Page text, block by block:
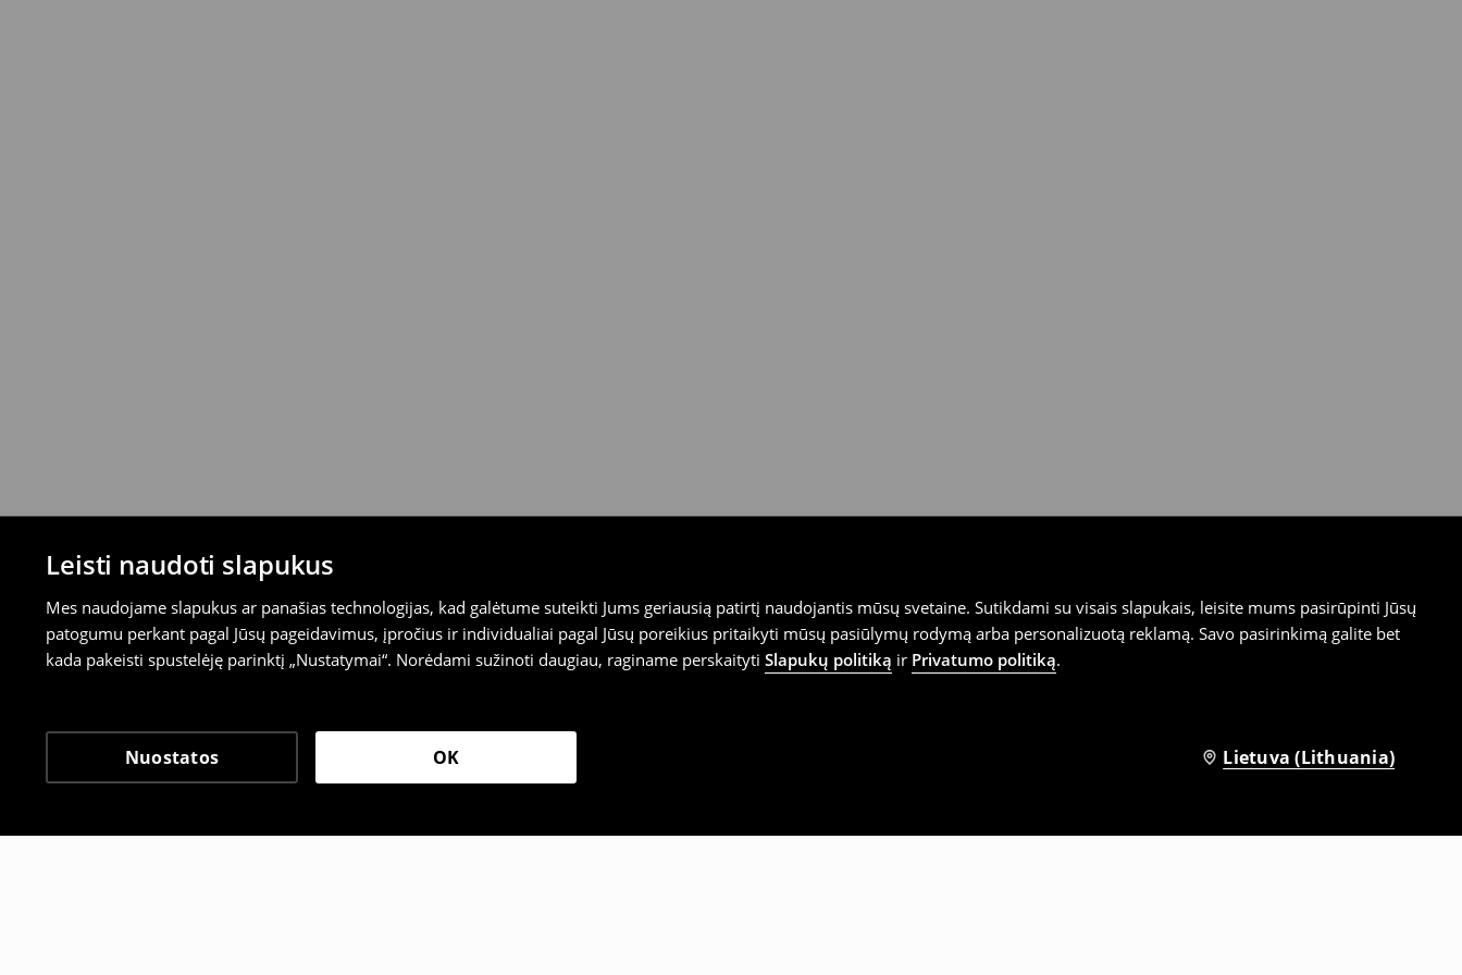
Leisti naudoti slapukus
Mes naudojame slapukus ar panašias technologijas, kad galėtume suteikti Jums geriausią patirtį naudojantis mūsų svetaine. Sutikdami su visais slapukais, leisite mums pasirūpinti Jūsų
patogumu perkant pagal Jūsų pageidavimus, įpročius ir individualiai pagal Jūsų poreikius pritaikyti mūsų pasiūlymų rodymą arba personalizuotą reklamą. Savo pasirinkimą galite bet
kada pakeisti spustelėję parinktį „Nustatymai“. Norėdami sužinoti daugiau, raginame perskaityti Slapukų politiką ir Privatumo politiką.
Nuostatos OK Lietuva (Lithuania)